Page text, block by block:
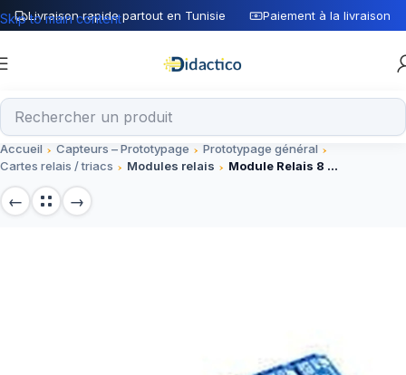
Livraison rapide partout en Tunisie Paiement à la livraison
Skip to main content
Accueil Capteurs – Prototypage
Prototypage général
Cartes relais / triacs
Modules relais Module Relais 8 CH 5V sans Light Coupling